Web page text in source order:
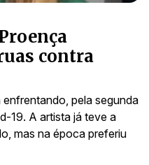
contra
pela segunda
19. A artista já teve a
mas na época preferiu